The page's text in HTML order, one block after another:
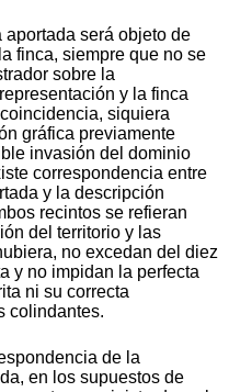
será objeto de
finca, siempre que no se
sobre la
y la finca
siquiera
gráfica previamente
invasión del dominio
correspondencia entre
y la descripción
recintos se refieran
del territorio y las
no excedan del diez
y no impidan la perfecta
ni su correcta
colindantes.
de la
en los supuestos de